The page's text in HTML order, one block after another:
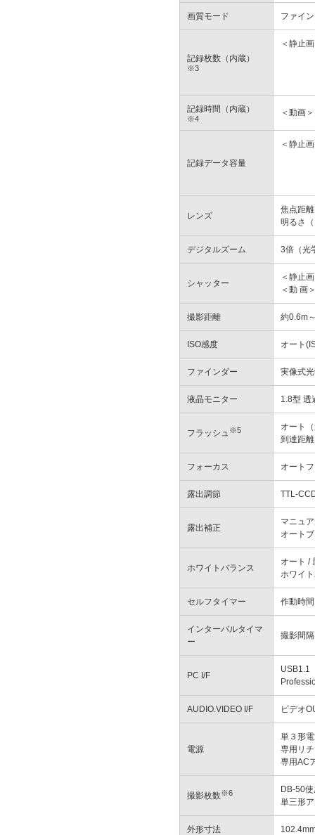
画質モード ファイ
記録枚数（内蔵）
※3
＜静止
記録時間（内蔵）
※4
＜動画＞
記録データ容量
＜静止
レンズ
焦点距
明るさ
デジタルズーム 3倍（光
シャッター
＜静止
＜動 画
撮影距離 約0.6m
ISO感度 オート
ファインダー 実像式
液晶モニター 1.8型 透
フラッシュ※5
オート
到達距
フォーカス オート
露出調節 TTL-
露出補正
マニュ
オート
ホワイトバランス
オート /
ホワイ
セルフタイマー 作動時
インターバルタイマ
ー
撮影間
PC I/F
USB1.1
AUDIO.VIDEO I/F ビデオ
電源
単３形
専用リ
専用AC
撮影枚数※6
DB-50
単三形
外形寸法